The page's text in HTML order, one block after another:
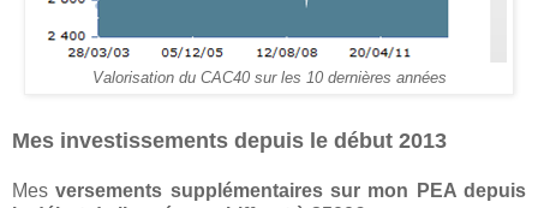
Valorisation du CAC40 sur les 10 dernières années
Mes investissements depuis le début 2013
Mesversements supplémentaires sur mon PEA depuis